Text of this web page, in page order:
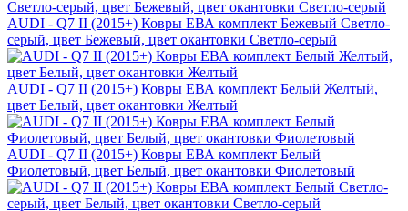
AUDI - Q7 II (2015+) Ковры ЕВА комплект Бежевый Светло-
серый, цвет Бежевый, цвет окантовки Светло-серый
AUDI - Q7 II (2015+) Ковры ЕВА комплект Белый Желтый,
цвет Белый, цвет окантовки Желтый
AUDI - Q7 II (2015+) Ковры ЕВА комплект Белый
Фиолетовый, цвет Белый, цвет окантовки Фиолетовый